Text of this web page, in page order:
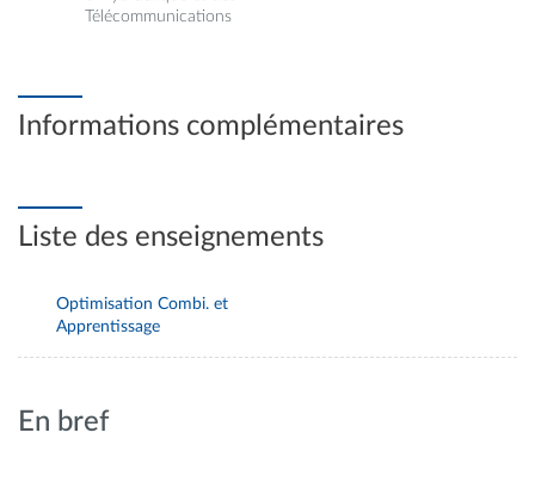
Télécommunications
Informations complémentaires
Liste des enseignements
Optimisation Combi. et
Apprentissage
En bref